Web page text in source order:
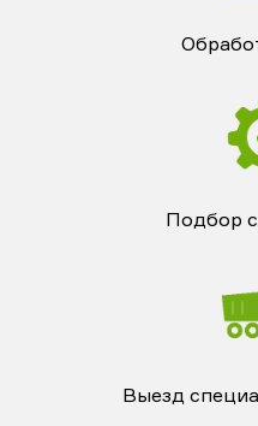
Подбор
Выезд